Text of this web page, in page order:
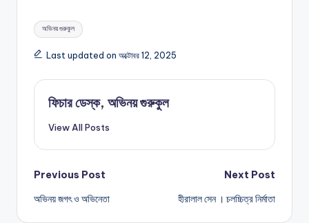
Tags:
অভিনয় গুরুকুল
Last updated on অক্টোবর 12, 2025
ফিচার ডেস্ক, অভিনয় গুরুকুল
View All Posts
Post
navigation
Previous Post
অভিনয় জগৎ ও অভিনেতা
Next Post
হীরালাল সেন । চলচ্চিত্র নির্মাতা